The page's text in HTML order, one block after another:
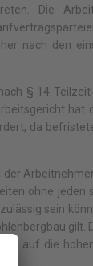
Die
nach den
§ 14
hat
da
ohne jeden
sein
gilt.
auf die